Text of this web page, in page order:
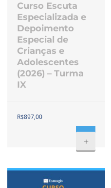
Curso Escuta
Especializada e
Depoimento
Especial de
Crianças e
Adolescentes
(2026) – Turma
IX
R$897,00
+